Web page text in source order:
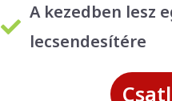
A kezedben lesz
lecsendesítére